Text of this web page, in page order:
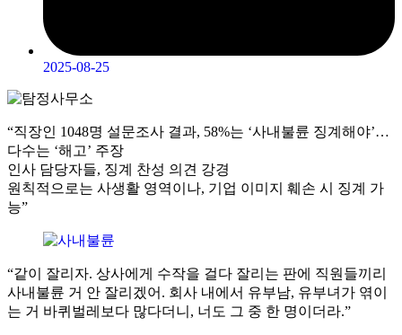
2025-08-25
“직장인 1048명 설문조사 결과, 58%는 ‘사내불륜 징계해야’…
다수는 ‘해고’ 주장
인사 담당자들, 징계 찬성 의견 강경
원칙적으로는 사생활 영역이나, 기업 이미지 훼손 시 징계 가
능”
“같이 잘리자. 상사에게 수작을 걸다 잘리는 판에 직원들끼리
사내불륜 거 안 잘리겠어. 회사 내에서 유부남, 유부녀가 엮이
는 거 바퀴벌레보다 많다더니, 너도 그 중 한 명이더라.”